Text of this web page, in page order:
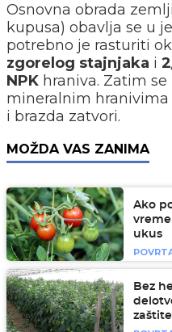
Osnovna obrada
kupusa) obavlja se u
potrebno je rasturiti
zgorelog stajnjaka i
NPK hraniva. Zatim
mineralnim hranivima
i brazda zatvori.
MOŽDA VAS ZANIMA
Ako
ukus
Bez